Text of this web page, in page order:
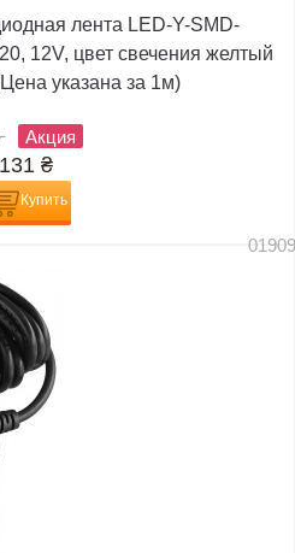
лента LED-Y-SMD-
12V, цвет свечения желтый
указана за 1м)
Акция
131 ₴
Купить